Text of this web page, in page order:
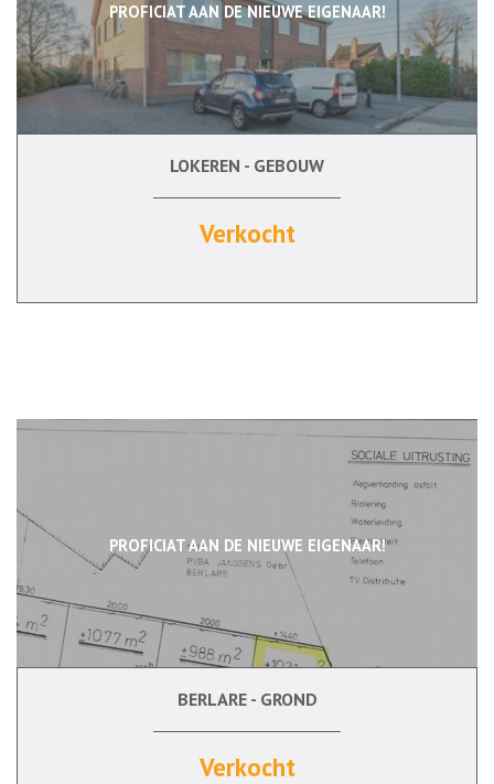
PROFICIAT AAN DE NIEUWE EIGENAAR!
3 Ja Ja
LOKEREN - GEBOUW
Verkocht
PROFICIAT AAN DE NIEUWE EIGENAAR!
BERLARE - GROND
Verkocht